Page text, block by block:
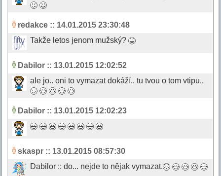
redakce :: 14.01.2015 23:30:48
Takže letos jenom mužský?
Dabilor :: 13.01.2015 12:02:52
ale jo.. oni to vymazat dokáží.. tu tvou o tom vtipu..
Dabilor :: 13.01.2015 12:02:23
skaspr :: 13.01.2015 08:57:30
Dabilor :: do... nejde to nějak vymazat.